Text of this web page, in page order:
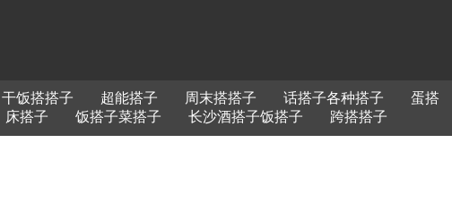
干饭搭搭子 超能搭子 周末搭搭子 话搭子各种搭子
蛋搭
床搭子 饭搭子菜搭子 长沙酒搭子饭搭子 跨搭搭子